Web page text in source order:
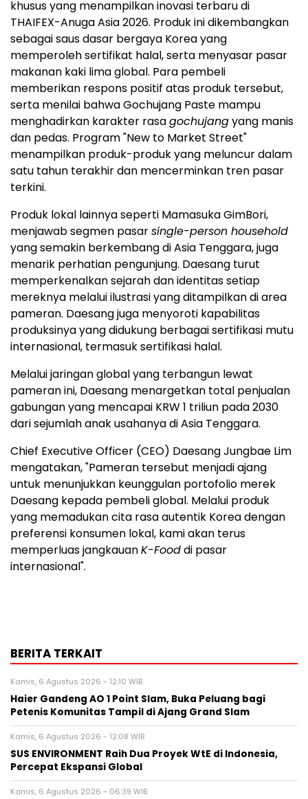
khusus yang menampilkan inovasi terbaru di
THAIFEX-Anuga Asia 2026. Produk ini dikembangkan
sebagai saus dasar bergaya Korea yang
memperoleh sertifikat halal, serta menyasar pasar
makanan kaki lima global. Para pembeli
memberikan respons positif atas produk tersebut,
serta menilai bahwa Gochujang Paste mampu
menghadirkan karakter rasagochujangyang manis
dan pedas. Program "New to Market Street"
menampilkan produk-produk yang meluncur dalam
satu tahun terakhir dan mencerminkan tren pasar
terkini.
Produk lokal lainnya seperti Mamasuka GimBori,
menjawab segmen pasarsingle-person household
yang semakin berkembang di Asia Tenggara, juga
menarik perhatian pengunjung. Daesang turut
memperkenalkan sejarah dan identitas setiap
mereknya melalui ilustrasi yang ditampilkan di area
pameran. Daesang juga menyoroti kapabilitas
produksinya yang didukung berbagai sertifikasi mutu
internasional, termasuk sertifikasi halal.
Melalui jaringan global yang terbangun lewat
pameran ini, Daesang menargetkan total penjualan
gabungan yang mencapai KRW 1 triliun pada 2030
dari sejumlah anak usahanya di Asia Tenggara.
Chief Executive Officer (CEO) Daesang Jungbae Lim
mengatakan, "Pameran tersebut menjadi ajang
untuk menunjukkan keunggulan portofolio merek
Daesang kepada pembeli global. Melalui produk
yang memadukan cita rasa autentik Korea dengan
preferensi konsumen lokal, kami akan terus
memperluas jangkauanK-Fooddi pasar
internasional".
BERITA TERKAIT
Kamis, 6 Agustus 2026 - 12:10 WIB
Haier Gandeng AO 1 Point Slam, Buka Peluang bagi
Petenis Komunitas Tampil di Ajang Grand Slam
Kamis, 6 Agustus 2026 - 12:08 WIB
SUS ENVIRONMENT Raih Dua Proyek WtE di Indonesia,
Percepat Ekspansi Global
Kamis, 6 Agustus 2026 - 06:39 WIB